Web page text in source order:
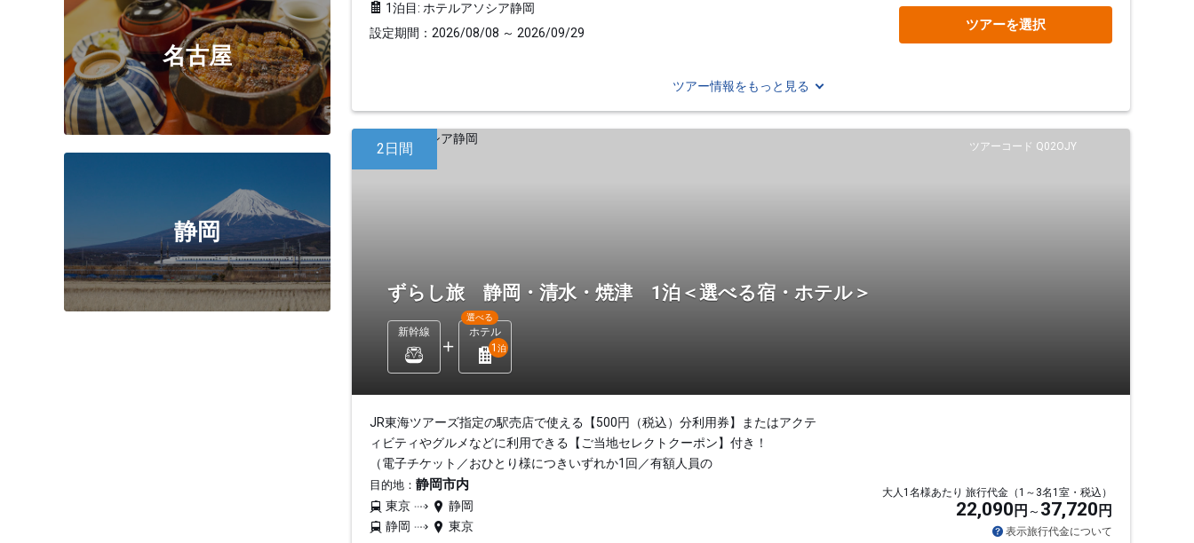
名古屋
静岡
1泊目: ホテルアソシア静岡
設定期間：2026/08/08 ～ 2026/09/29
ツアーを選択
ツアー情報をもっと見る
ツアーコード Q02OJY
2日間
ずらし旅 静岡・清水・焼津 1泊＜選べる宿・ホテル＞
新幹線 ホテル
選べる
1 泊
JR東海ツアーズ指定の駅売店で使える【500円（税込）分利用券】またはアクテ
ィビティやグルメなどに利用できる【ご当地セレクトクーポン】付き！
（電子チケット／おひとり様につきいずれか1回／有額人員の
目的地： 静岡市内
東京
静岡
静岡
東京
大人1名様あたり 旅行代金（1～3名1室・税込）
22,090 円 37,720 円
表示旅行代金について